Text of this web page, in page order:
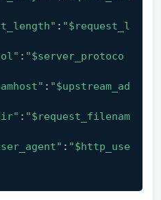
: "$request_l
: "$server_protoco
: "$upstream_ad
: "$request_filenam
: "$http_use